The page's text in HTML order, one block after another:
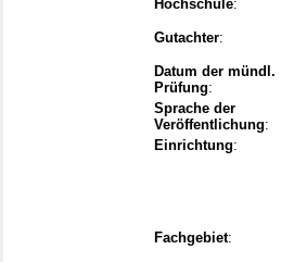
Hochschule:
Gutachter:
Datum der mündl.
Prüfung:
Sprache der
Veröffentlichung:
Einrichtung:
Fachgebiet: